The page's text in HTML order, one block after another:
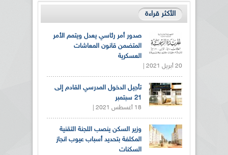
الأكثر قراءة
صدور أمر رئاسي يعدل ويتمم الأمر
المتضمن قانون المعاشات
العسكرية
20 أبريل 2021 |
تأجيل الدخول المدرسي القادم إلى
21 سبتمبر
18 أغسطس 2021 |
وزير السكن ينصب اللجنة التقنية
المكلفة بتحديد أسباب عيوب انجاز
السكنات